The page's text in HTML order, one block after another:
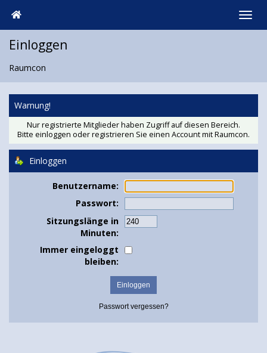
Einloggen
Raumcon
Warnung!
Nur registrierte Mitglieder haben Zugriff auf diesen Bereich.
Bitte einloggen oderregistrieren Sie einen Accountmit Raumcon.
Einloggen
Benutzername:
Passwort:
Sitzungslänge in
Minuten:
Immer eingeloggt
bleiben:
Passwort vergessen?